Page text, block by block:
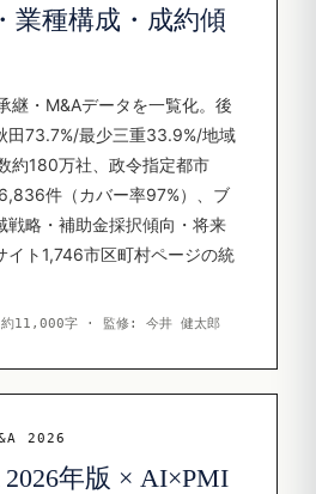
業種構成・成約傾
継・M&Aデータを一覧化。後
田73.7%/最少三重33.9%/地域
約180万社、政令指定都市
件（カバー率97%）、ブ
戦略・補助金採択傾向・将来
イト1,746市区町村ページの統
11,000字 · 監修: 今井 健太郎
2026
年版 × AI×PMI